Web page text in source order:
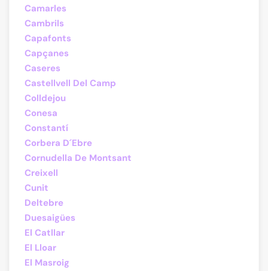
Camarles
Cambrils
Capafonts
Capçanes
Caseres
Castellvell Del Camp
Colldejou
Conesa
Constantí
Corbera D´Ebre
Cornudella De Montsant
Creixell
Cunit
Deltebre
Duesaigües
El Catllar
El Lloar
El Masroig